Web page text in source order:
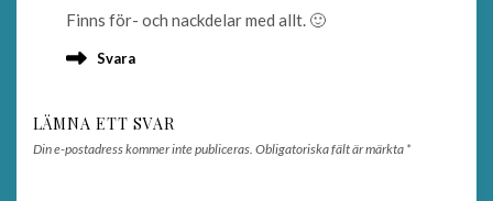
Finns för- och nackdelar med allt. 🙂
Svara
LÄMNA ETT SVAR
Din e-postadress kommer inte publiceras. Obligatoriska fält är märkta *